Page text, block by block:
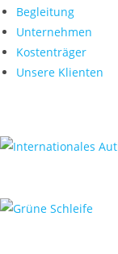
Begleitung
Unternehmen
Kostenträger
Unsere Klienten